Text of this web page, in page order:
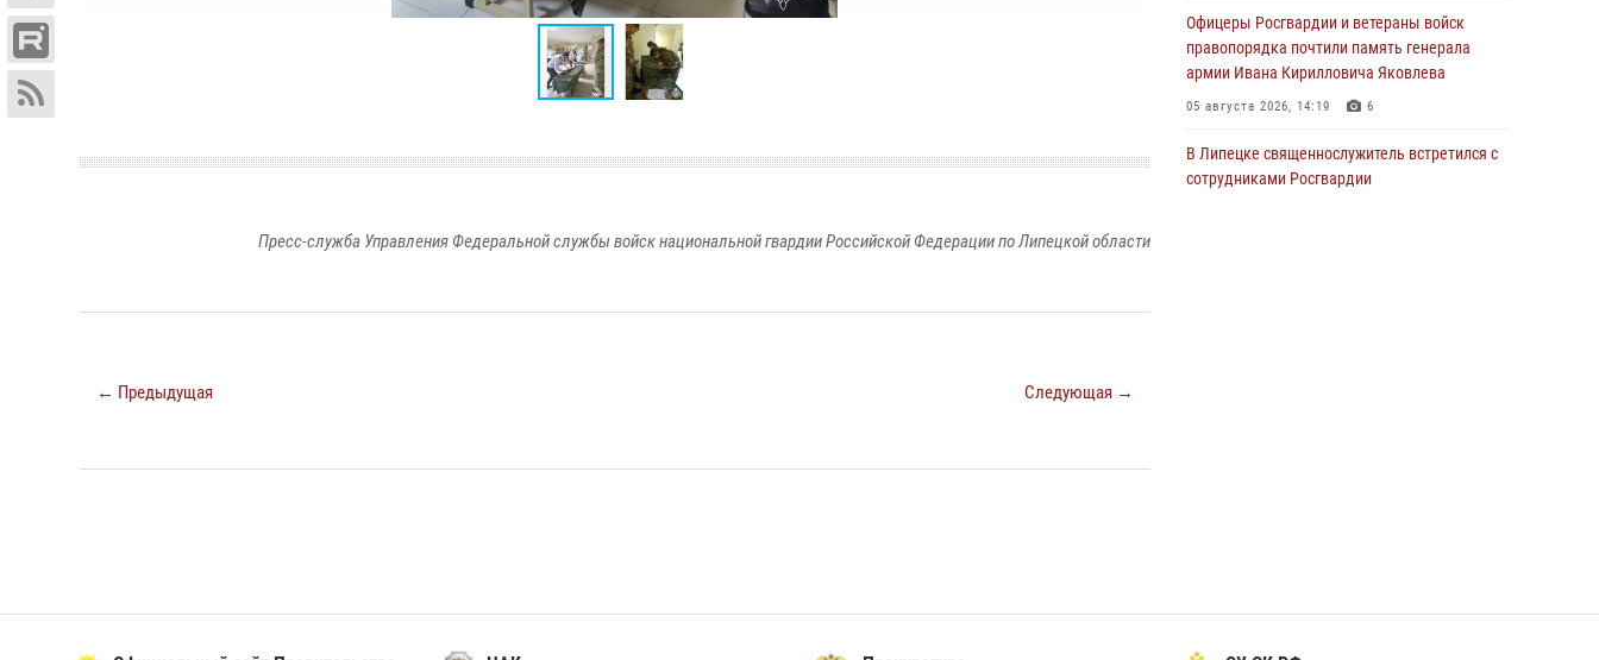
Пресс-служба Управления Федеральной службы войск национальной гвардии Российской Федерации по Липецкой области
← Предыдущая Следующая →
Росгвардия обеспечила охрану порядка во
время проведения фестивалей в Липецке
03 августа 2026, 13:17 3
Офицеры Росгвардии и ветераны войск
правопорядка почтили память генерала
армии Ивана Кирилловича Яковлева
05 августа 2026, 14:19 6
В Липецке священнослужитель встретился с
сотрудниками Росгвардии
во время празднования Дня города и Дня